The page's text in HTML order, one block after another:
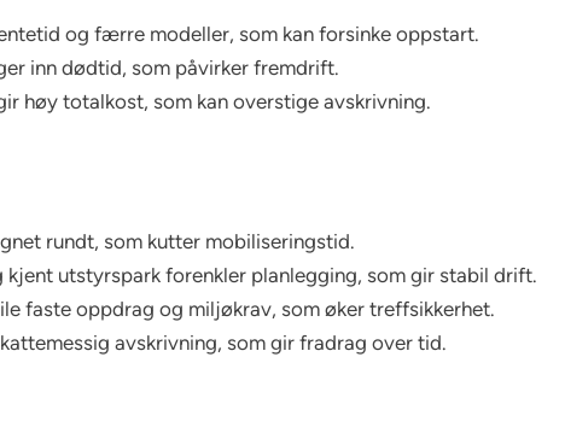
og færre modeller, som kan forsinke oppstart.
inn dødtid, som påvirker fremdrift.
høy totalkost, som kan overstige avskrivning.
rundt, som kutter mobiliseringstid.
kjent utstyrspark forenkler planlegging, som gir stabil drift.
faste oppdrag og miljøkrav, som øker treffsikkerhet.
avskrivning, som gir fradrag over tid.